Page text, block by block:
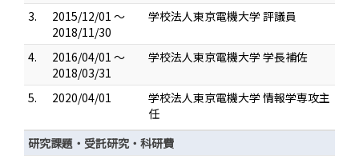
3.
2015/12/01 ～
2018/11/30
学校法人東京電機大学 評議員
4.
2016/04/01 ～
2018/03/31
学校法人東京電機大学 学長補佐
5. 2020/04/01
学校法人東京電機大学 情報学専攻主
任
研究課題・受託研究・科研費